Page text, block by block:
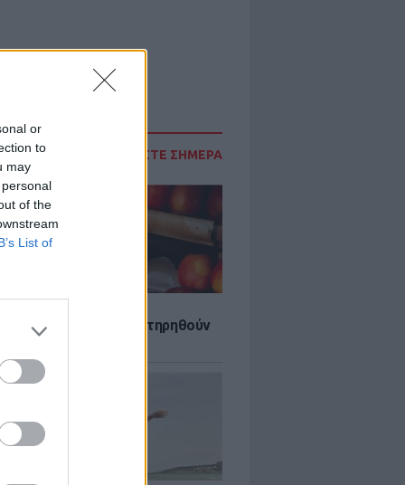
or
to
may
of the
List of
ΔΙΑΒΑΣΤΕ ΣΗΜΕΡΑ
που μπορουν να διατηρηθούν